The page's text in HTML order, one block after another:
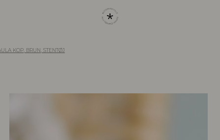
KOP, BRUN, STENTØJ